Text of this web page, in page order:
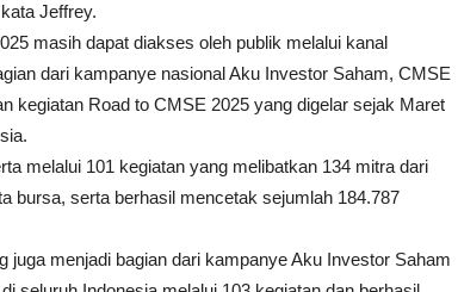
Jeffrey.
masih dapat diakses oleh publik melalui kanal
dari kampanye nasional Aku Investor Saham, CMSE
kegiatan Road to CMSE 2025 yang digelar sejak Maret
melalui 101 kegiatan yang melibatkan 134 mitra dari
bursa, serta berhasil mencetak sejumlah 184.787
menjadi bagian dari kampanye Aku Investor Saham